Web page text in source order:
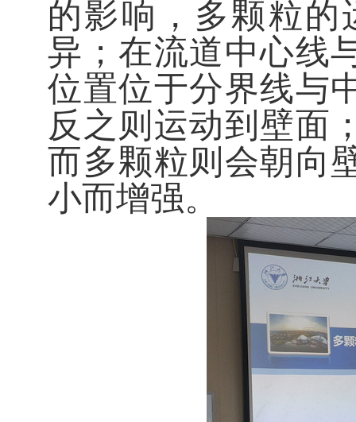
的影响，多颗粒
异；在流道中心线
位置位于分界线与
反之则运动到壁面
而多颗粒则会朝向
小而增强。